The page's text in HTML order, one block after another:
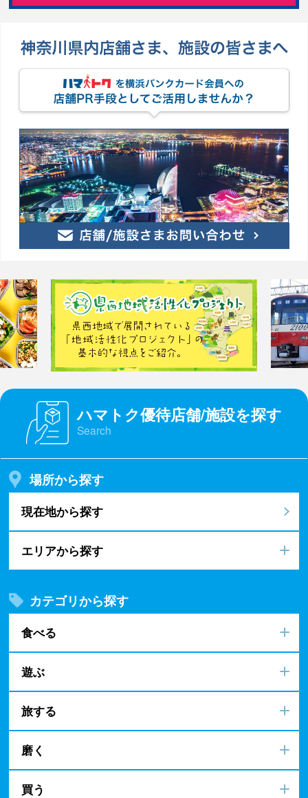
ハマトク優待店舗/施設を探す
Search
場所から探す
現在地から探す
エリアから探す
カテゴリから探す
食べる
遊ぶ
旅する
磨く
買う